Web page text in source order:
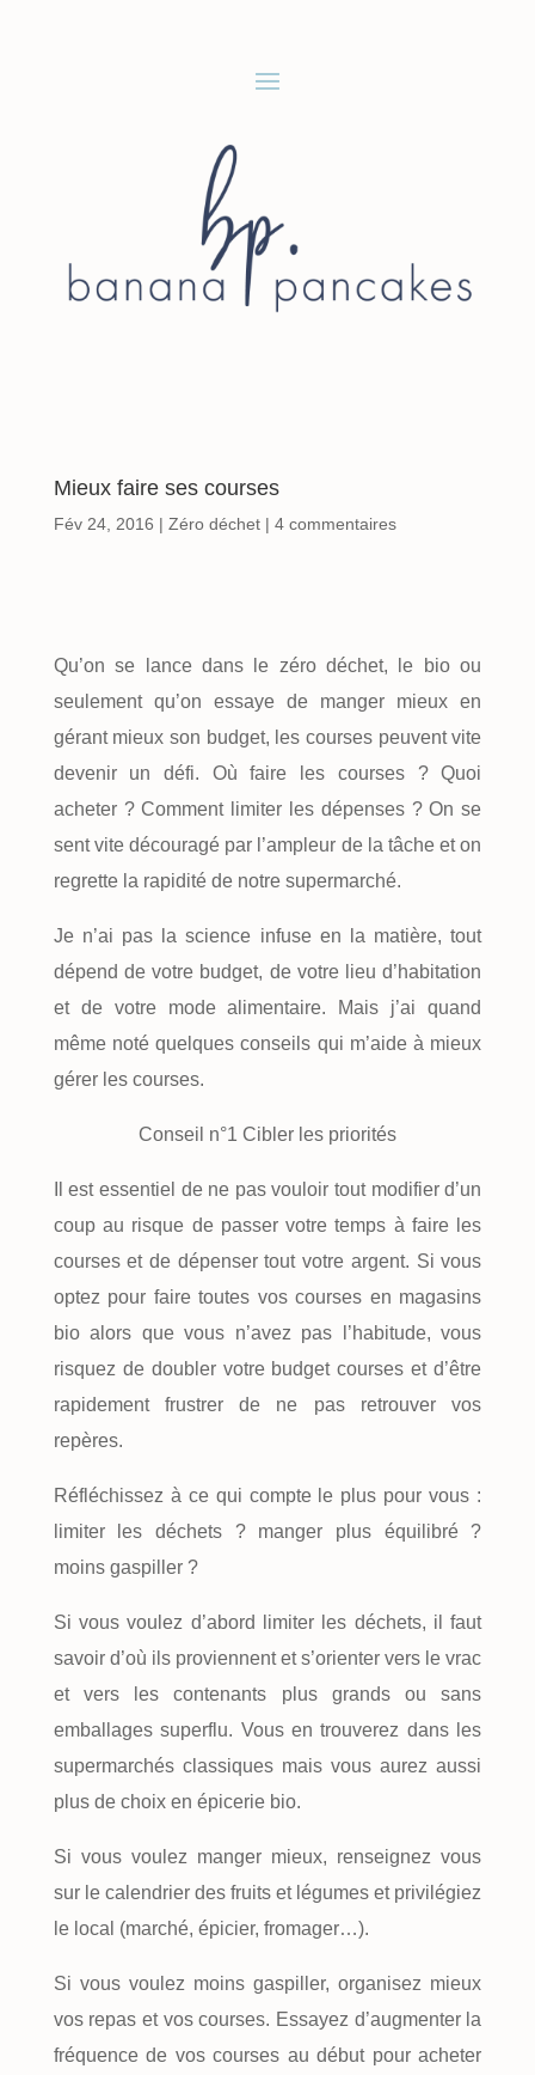
Mieux faire ses courses
Fév 24, 2016 | Zéro déchet| 4 commentaires
Qu’on se lance dans le zéro déchet, le bio ou
seulement qu’on essaye de manger mieux en
gérant mieux son budget, les courses peuvent vite
devenir un défi. Où faire les courses ? Quoi
acheter ? Comment limiter les dépenses ? On se
sent vite découragé par l’ampleur de la tâche et on
regrette la rapidité de notre supermarché.
Je n’ai pas la science infuse en la matière, tout
dépend de votre budget, de votre lieu d’habitation
et de votre mode alimentaire. Mais j’ai quand
même noté quelques conseils qui m’aide à mieux
gérer les courses.
Conseil n°1 Cibler les priorités
Il est essentiel de ne pas vouloir tout modifier d’un
coup au risque de passer votre temps à faire les
courses et de dépenser tout votre argent. Si vous
optez pour faire toutes vos courses en magasins
bio alors que vous n’avez pas l’habitude, vous
risquez de doubler votre budget courses et d’être
rapidement frustrer de ne pas retrouver vos
repères.
Réfléchissez à ce qui compte le plus pour vous :
limiter les déchets ? manger plus équilibré ?
moins gaspiller ?
Si vous voulez d’abord limiter les déchets, il faut
savoir d’où ils proviennent et s’orienter vers le vrac
et vers les contenants plus grands ou sans
emballages superflu. Vous en trouverez dans les
supermarchés classiques mais vous aurez aussi
plus de choix en épicerie bio.
Si vous voulez manger mieux, renseignez vous
sur le calendrier des fruits et légumes et privilégiez
le local (marché, épicier, fromager…).
Si vous voulez moins gaspiller, organisez mieux
vos repas et vos courses. Essayez d’augmenter la
fréquence de vos courses au début pour acheter